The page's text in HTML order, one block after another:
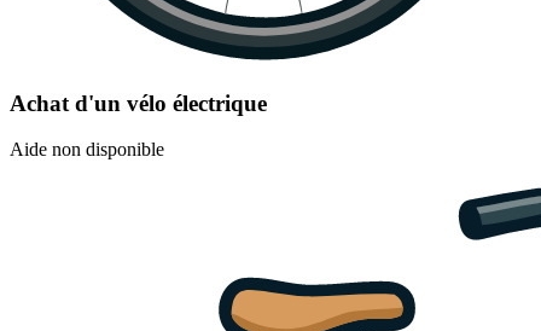
Achat d'un vélo électrique
Aide non disponible